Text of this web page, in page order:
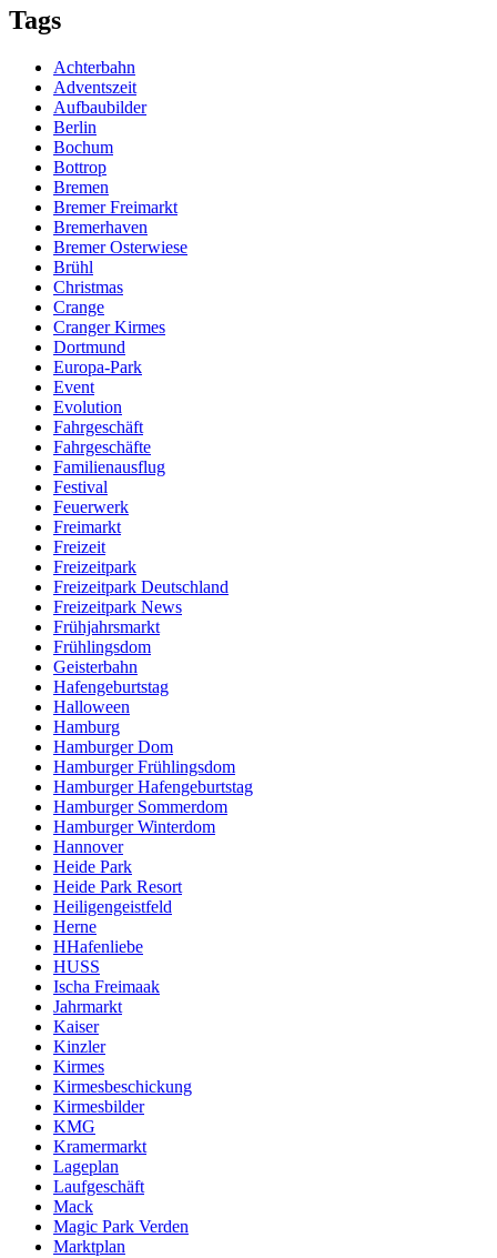
Tags
Achterbahn
Adventszeit
Aufbaubilder
Berlin
Bochum
Bottrop
Bremen
Bremer Freimarkt
Bremerhaven
Bremer Osterwiese
Brühl
Christmas
Crange
Cranger Kirmes
Dortmund
Europa-Park
Event
Evolution
Fahrgeschäft
Fahrgeschäfte
Familienausflug
Festival
Feuerwerk
Freimarkt
Freizeit
Freizeitpark
Freizeitpark Deutschland
Freizeitpark News
Frühjahrsmarkt
Frühlingsdom
Geisterbahn
Hafengeburtstag
Halloween
Hamburg
Hamburger Dom
Hamburger Frühlingsdom
Hamburger Hafengeburtstag
Hamburger Sommerdom
Hamburger Winterdom
Hannover
Heide Park
Heide Park Resort
Heiligengeistfeld
Herne
HHafenliebe
HUSS
Ischa Freimaak
Jahrmarkt
Kaiser
Kinzler
Kirmes
Kirmesbeschickung
Kirmesbilder
KMG
Kramermarkt
Lageplan
Laufgeschäft
Mack
Magic Park Verden
Marktplan